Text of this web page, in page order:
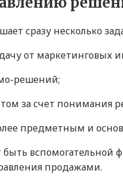
сразу несколько
от маркетинговых
решений;
за счет понимания
предметным и
быть вспомогательной
продажами.